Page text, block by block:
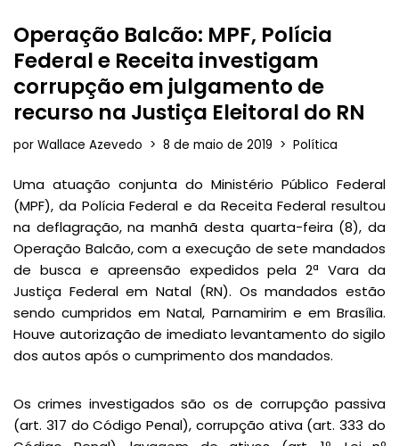
Operação Balcão: MPF, Polícia
Federal e Receita investigam
corrupção em julgamento de
recurso na Justiça Eleitoral do RN
por Wallace Azevedo 8 de maio de 2019 Política
Uma atuação conjunta do Ministério Público Federal
(MPF), da Polícia Federal e da Receita Federal resultou
na deflagração, na manhã desta quarta-feira (8), da
Operação Balcão, com a execução de sete mandados
de busca e apreensão expedidos pela 2ª Vara da
Justiça Federal em Natal (RN). Os mandados estão
sendo cumpridos em Natal, Parnamirim e em Brasília.
Houve autorização de imediato levantamento do sigilo
dos autos após o cumprimento dos mandados.
Os crimes investigados são os de corrupção passiva
(art. 317 do Código Penal), corrupção ativa (art. 333 do